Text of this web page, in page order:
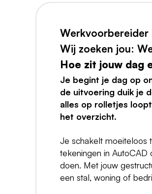
Werkvoorbereider
Wij zoeken jou:
Hoe zit jouw dag
Je begint je dag op
de uitvoering duik je
alles op rolletjes
het overzicht.
Je schakelt moeiteloos
tekeningen in
doen. Met jouw
een stal, woning of